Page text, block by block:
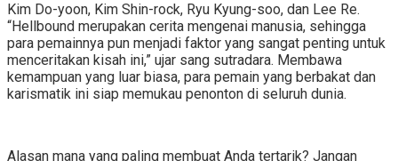
Kim Do-yoon, Kim Shin-rock, Ryu Kyung-soo, dan Lee Re.
“Hellbound merupakan cerita mengenai manusia, sehingga
para pemainnya pun menjadi faktor yang sangat penting untuk
menceritakan kisah ini,” ujar sang sutradara. Membawa
kemampuan yang luar biasa, para pemain yang berbakat dan
karismatik ini siap memukau penonton di seluruh dunia.
Alasan mana yang paling membuat Anda tertarik? Jangan